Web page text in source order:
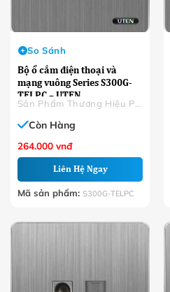
Bộ ổ cắm điện thoại và
mạng vuông Series S300G-
TELPC – UTEN
So Sánh
Còn Hàng
264.000 vnđ
Liên Hệ Ngay
Mã sản phẩm: S300G-TELPC